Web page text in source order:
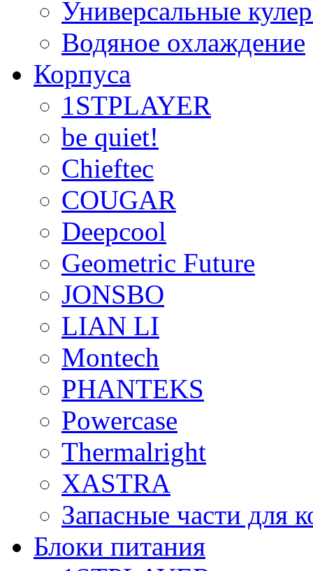
Универсальные
Водяное охлаждение
Корпуса
1STPLAYER
be quiet!
Chieftec
COUGAR
Deepcool
Geometric Future
JONSBO
LIAN LI
Montech
PHANTEKS
Powercase
Thermalright
XASTRA
Запасные части для
Блоки питания